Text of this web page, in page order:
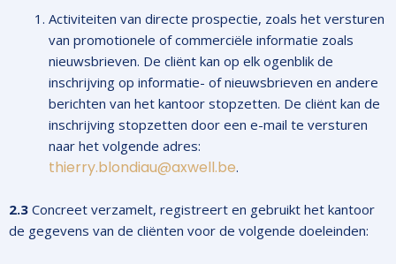
Activiteiten van directe prospectie, zoals het versturen
van promotionele of commerciële informatie zoals
nieuwsbrieven. De cliënt kan op elk ogenblik de
inschrijving op informatie- of nieuwsbrieven en andere
berichten van het kantoor stopzetten. De cliënt kan de
inschrijving stopzetten door een e-mail te versturen
naar het volgende adres:
thierry.blondiau@axwell.be.
2.3 Concreet verzamelt, registreert en gebruikt het kantoor
de gegevens van de cliënten voor de volgende doeleinden: